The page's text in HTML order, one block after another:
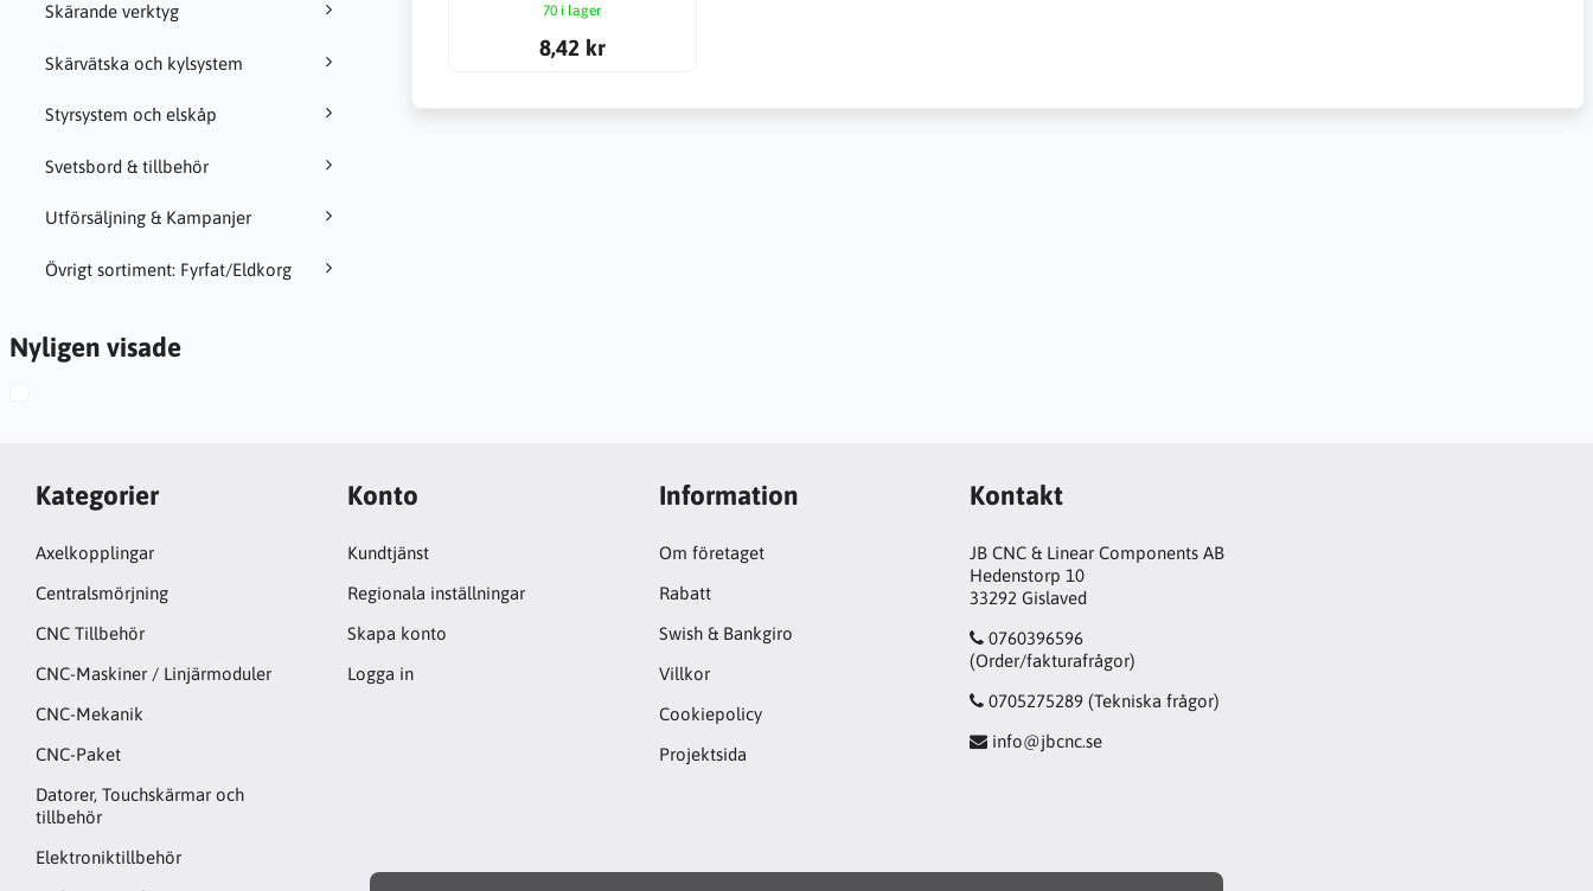
Skärande verktyg
Skärvätska och kylsystem
Styrsystem och elskåp
Svetsbord & tillbehör
Utförsäljning & Kampanjer
Övrigt sortiment: Fyrfat/Eldkorg
Nyligen visade
70 i lager
8,42 kr
Kategorier
Axelkopplingar
Centralsmörjning
CNC Tillbehör
CNC-Maskiner / Linjärmoduler
CNC-Mekanik
CNC-Paket
Datorer, Touchskärmar och
tillbehör
Elektroniktillbehör
Konto
Kundtjänst
Regionala inställningar
Skapa konto
Logga in
Information
Om företaget
Rabatt
Swish & Bankgiro
Villkor
Cookiepolicy
Projektsida
Kontakt
JB CNC & Linear Components AB
Hedenstorp 10
33292 Gislaved
0760396596
(Order/fakturafrågor)
0705275289 (Tekniska frågor)
info@jbcnc.se